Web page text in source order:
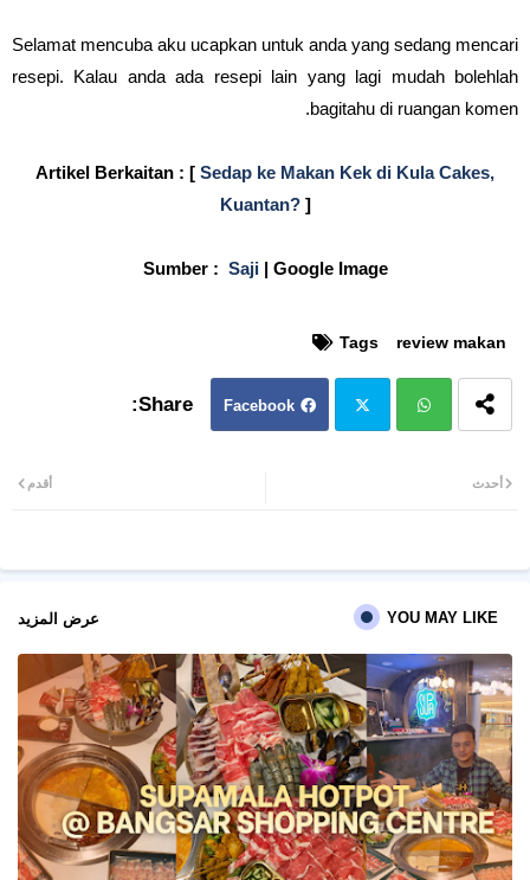
Selamat mencuba aku ucapkan untuk anda yang sedang mencari
resepi. Kalau anda ada resepi lain yang lagi mudah bolehlah
bagitahu di ruangan komen.
Artikel Berkaitan : [ Sedap ke Makan Kek di Kula Cakes,
Kuantan?]
Sumber : Saji| Google Image
Tags review makan
Facebook
pp
أحدث أقدم
YOU MAY LIKE عرض المزيد